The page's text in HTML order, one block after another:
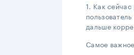
1. Как
дальше
Самое